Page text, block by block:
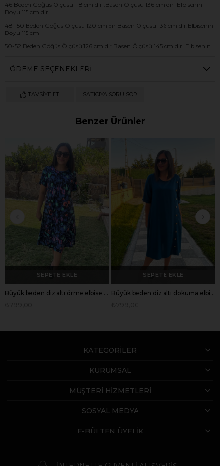
46 Beden Göğüs Ölçüsü 118 cm dır .Basen Ölçüsü 136 cm dir Elbısenın
Boyu 115 cm dir
48 -50 Beden Göğüs Ölçüsü 120 cm dır Basen Ölçüsü 136 cm dir.Elbısenın
Boyu 115 cm
50-52 Beden Göğüs Ölçüsü 126 cm dir.Basen Ölçüsü 145 cm dir .Elbısenın
ÖDEME SEÇENEKLERI
TAVSIYE ET SATICIYA SORU SOR
Benzer Ürünler
SEPETE EKLE
Büyük beden diz altı örme elbise -bge120
SEPETE EKLE
Büyük beden diz altı dokuma elbise -bge125
KATEGORİLER
KURUMSAL
MÜŞTERİ HİZMETLERİ
SOSYAL MEDYA
E-BÜLTEN ÜYELİK